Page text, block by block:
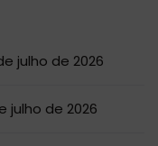
julho de 2026
julho de 2026